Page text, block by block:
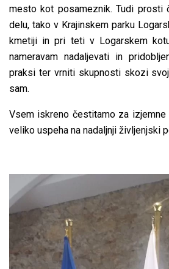
mesto kot posameznik. Tudi prosti
delu, tako v Krajinskem parku
kmetiji in pri teti v Logarskem
nameravam nadaljevati in
praksi ter vrniti skupnosti skozi
sam.
Vsem iskreno čestitamo za
veliko uspeha na nadaljnji življenjski